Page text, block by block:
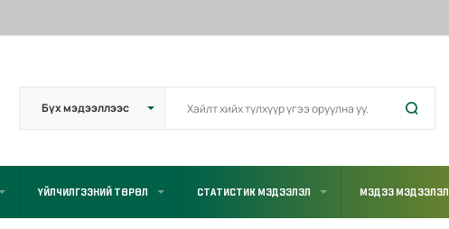
ҮЙЛЧИЛГЭЭНИЙ ТӨРӨЛ СТАТИСТИК МЭДЭЭЛЭЛ МЭДЭЭ МЭДЭЭЛЭЛ